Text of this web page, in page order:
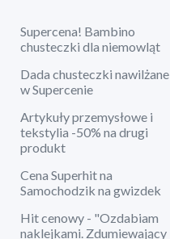
Supercena! Bambino
chusteczki dla niemowląt
Dada chusteczki nawilżane
w Supercenie
Artykuły przemysłowe i
tekstylia -50% na drugi
produkt
Cena Superhit na
Samochodzik na gwizdek
Hit cenowy - "Ozdabiam
naklejkami. Zdumiewający